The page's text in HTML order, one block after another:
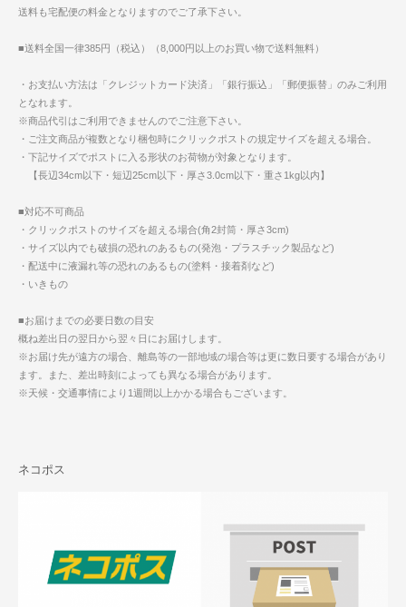
送料も宅配便の料金となりますのでご了承下さい。
■送料全国一律385円（税込）（8,000円以上のお買い物で送料無料）
・お支払い方法は「クレジットカード決済」「銀行振込」「郵便振替」のみご利用
となれます。
※商品代引はご利用できませんのでご注意下さい。
・ご注文商品が複数となり梱包時にクリックポストの規定サイズを超える場合。
・下記サイズでポストに入る形状のお荷物が対象となります。
【長辺34cm以下・短辺25cm以下・厚さ3.0cm以下・重さ1kg以内】
■対応不可商品
・クリックポストのサイズを超える場合(角2封筒・厚さ3cm)
・サイズ以内でも破損の恐れのあるもの(発泡・プラスチック製品など)
・配送中に液漏れ等の恐れのあるもの(塗料・接着剤など)
・いきもの
■お届けまでの必要日数の目安
概ね差出日の翌日から翌々日にお届けします。
※お届け先が遠方の場合、離島等の一部地域の場合等は更に数日要する場合があり
ます。また、差出時刻によっても異なる場合があります。
※天候・交通事情により1週間以上かかる場合もございます。
ネコポス